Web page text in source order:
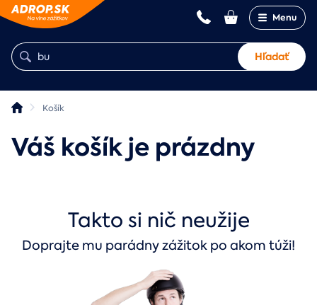
Menu
Hľadať
Košík
Váš košík je prázdny
Takto si nič neužije
Doprajte mu parádny zážitok po akom túži!